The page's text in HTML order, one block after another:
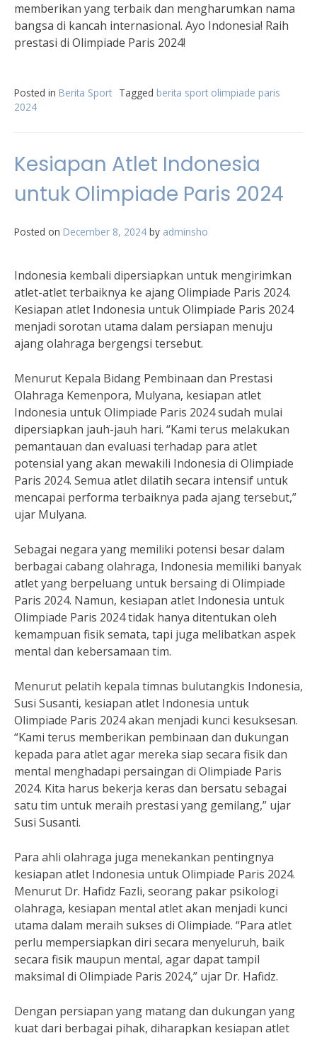
memberikan yang terbaik dan mengharumkan nama
bangsa di kancah internasional. Ayo Indonesia! Raih
prestasi di Olimpiade Paris 2024!
Posted in Berita Sport Tagged berita sport olimpiade paris
2024
Kesiapan Atlet Indonesia
untuk Olimpiade Paris 2024
Posted on December 8, 2024 by adminsho
Indonesia kembali dipersiapkan untuk mengirimkan
atlet-atlet terbaiknya ke ajang Olimpiade Paris 2024.
Kesiapan atlet Indonesia untuk Olimpiade Paris 2024
menjadi sorotan utama dalam persiapan menuju
ajang olahraga bergengsi tersebut.
Menurut Kepala Bidang Pembinaan dan Prestasi
Olahraga Kemenpora, Mulyana, kesiapan atlet
Indonesia untuk Olimpiade Paris 2024 sudah mulai
dipersiapkan jauh-jauh hari. “Kami terus melakukan
pemantauan dan evaluasi terhadap para atlet
potensial yang akan mewakili Indonesia di Olimpiade
Paris 2024. Semua atlet dilatih secara intensif untuk
mencapai performa terbaiknya pada ajang tersebut,”
ujar Mulyana.
Sebagai negara yang memiliki potensi besar dalam
berbagai cabang olahraga, Indonesia memiliki banyak
atlet yang berpeluang untuk bersaing di Olimpiade
Paris 2024. Namun, kesiapan atlet Indonesia untuk
Olimpiade Paris 2024 tidak hanya ditentukan oleh
kemampuan fisik semata, tapi juga melibatkan aspek
mental dan kebersamaan tim.
Menurut pelatih kepala timnas bulutangkis Indonesia,
Susi Susanti, kesiapan atlet Indonesia untuk
Olimpiade Paris 2024 akan menjadi kunci kesuksesan.
“Kami terus memberikan pembinaan dan dukungan
kepada para atlet agar mereka siap secara fisik dan
mental menghadapi persaingan di Olimpiade Paris
2024. Kita harus bekerja keras dan bersatu sebagai
satu tim untuk meraih prestasi yang gemilang,” ujar
Susi Susanti.
Para ahli olahraga juga menekankan pentingnya
kesiapan atlet Indonesia untuk Olimpiade Paris 2024.
Menurut Dr. Hafidz Fazli, seorang pakar psikologi
olahraga, kesiapan mental atlet akan menjadi kunci
utama dalam meraih sukses di Olimpiade. “Para atlet
perlu mempersiapkan diri secara menyeluruh, baik
secara fisik maupun mental, agar dapat tampil
maksimal di Olimpiade Paris 2024,” ujar Dr. Hafidz.
Dengan persiapan yang matang dan dukungan yang
kuat dari berbagai pihak, diharapkan kesiapan atlet